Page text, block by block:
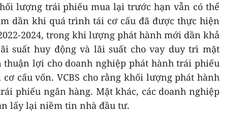
lượng trái phiếu mua lại trước hạn vẫn có thể
dần khi quá trình tái cơ cấu đã được thực hiện
2024, trong khi lượng phát hành mới dần khả
suất huy động và lãi suất cho vay duy trì mặt
thuận lợi cho doanh nghiệp phát hành trái phiếu
cấu vốn. VCBS cho rằng khối lượng phát hành
phiếu ngân hàng. Mặt khác, các doanh nghiệp
lấy lại niềm tin nhà đầu tư.